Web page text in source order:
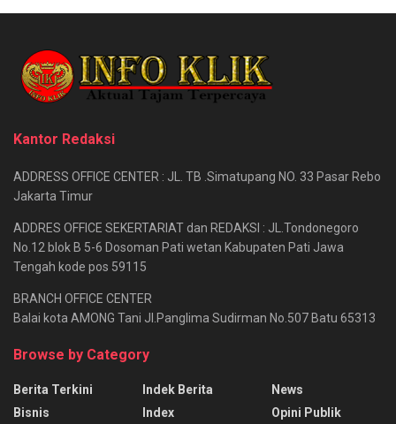
Kantor Redaksi
ADDRESS OFFICE CENTER : JL. TB .Simatupang NO. 33 Pasar Rebo
Jakarta Timur
ADDRES OFFICE SEKERTARIAT dan REDAKSI : JL.Tondonegoro
No.12 blok B 5-6 Dosoman Pati wetan Kabupaten Pati Jawa
Tengah kode pos 59115
BRANCH OFFICE CENTER
Balai kota AMONG Tani Jl.Panglima Sudirman No.507 Batu 65313
Browse by Category
Berita Terkini
Bisnis
Indek Berita
Index
News
Opini Publik